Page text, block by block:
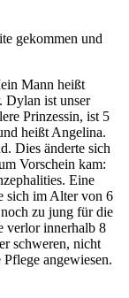
gekommen und
Mann heißt
Dylan ist unser
Prinzessin, ist 5
heißt Angelina.
Dies änderte sich
Vorschein kam:
Eine
sich im Alter von 6
zu jung für die
verlor innerhalb 8
schweren, nicht
angewiesen.